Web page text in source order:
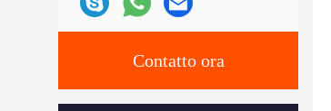
Contatto ora